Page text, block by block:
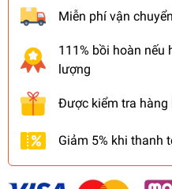
Miễn phí vận
111% bồi hoàn nếu
lượng
Được kiểm tra hàng
Giảm 5% khi thanh